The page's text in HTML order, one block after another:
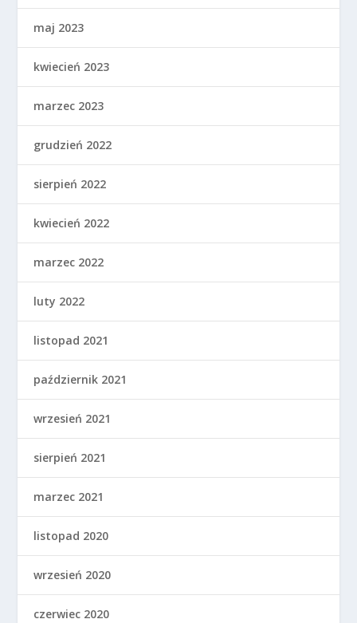
maj 2023
kwiecień 2023
marzec 2023
grudzień 2022
sierpień 2022
kwiecień 2022
marzec 2022
luty 2022
listopad 2021
październik 2021
wrzesień 2021
sierpień 2021
marzec 2021
listopad 2020
wrzesień 2020
czerwiec 2020